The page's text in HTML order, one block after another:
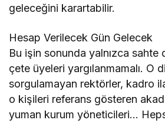
geleceğini karartabilir.
Hesap Verilecek Gün Gelecek
Bu işin sonunda yalnızca sahte
çete üyeleri yargılanmamalı. O
sorgulamayan rektörler, kadro
o kişileri referans gösteren
yuman kurum yöneticileri…